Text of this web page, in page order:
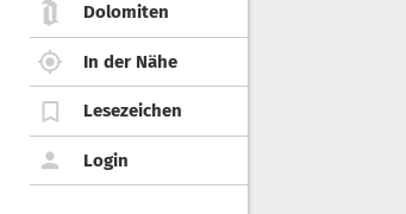
Dolomiten
In der Nähe
Lesezeichen
Login